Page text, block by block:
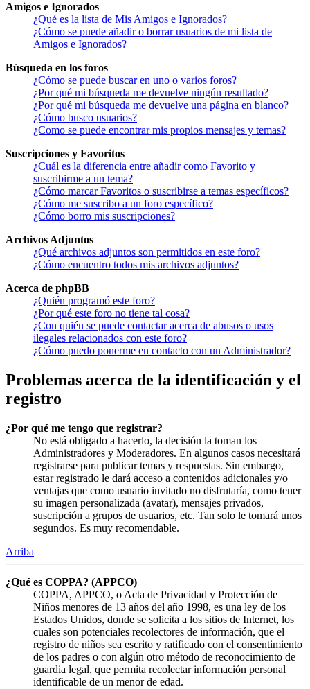
Amigos e Ignorados
¿Qué es la lista de Mis Amigos e Ignorados?
¿Cómo se puede añadir o borrar usuarios de mi lista de
Amigos e Ignorados?
Búsqueda en los foros
¿Cómo se puede buscar en uno o varios foros?
¿Por qué mi búsqueda me devuelve ningún resultado?
¿Por qué mi búsqueda me devuelve una página en blanco?
¿Cómo busco usuarios?
¿Como se puede encontrar mis propios mensajes y temas?
Suscripciones y Favoritos
¿Cuál es la diferencia entre añadir como Favorito y
suscribirme a un tema?
¿Cómo marcar Favoritos o suscribirse a temas específicos?
¿Cómo me suscribo a un foro específico?
¿Cómo borro mis suscripciones?
Archivos Adjuntos
¿Qué archivos adjuntos son permitidos en este foro?
¿Cómo encuentro todos mis archivos adjuntos?
Acerca de phpBB
¿Quién programó este foro?
¿Por qué este foro no tiene tal cosa?
¿Con quién se puede contactar acerca de abusos o usos
ilegales relacionados con este foro?
¿Cómo puedo ponerme en contacto con un Administrador?
Problemas acerca de la identificación y el
registro
¿Por qué me tengo que registrar?
No está obligado a hacerlo, la decisión la toman los
Administradores y Moderadores. En algunos casos necesitará
registrarse para publicar temas y respuestas. Sin embargo,
estar registrado le dará acceso a contenidos adicionales y/o
ventajas que como usuario invitado no disfrutaría, como tener
su imagen personalizada (avatar), mensajes privados,
suscripción a grupos de usuarios, etc. Tan solo le tomará unos
segundos. Es muy recomendable.
Arriba
¿Qué es COPPA? (APPCO)
COPPA, APPCO, o Acta de Privacidad y Protección de
Niños menores de 13 años del año 1998, es una ley de los
Estados Unidos, donde se solicita a los sitios de Internet, los
cuales son potenciales recolectores de información, que el
registro de niños sea escrito y ratificado con el consentimiento
de los padres o con algún otro método de reconocimiento de
guardia legal, que permita recolectar información personal
identificable de un menor de edad.